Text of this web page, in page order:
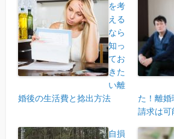
を考
える
なら
知っ
てお
きた
い離
婚後の生活費と捻出方法
た！離
請求は可
自損